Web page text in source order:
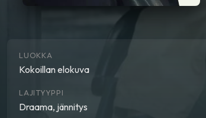
LUOKKA
Kokoillan elokuva
LAJITYYPPI
Draama, jännitys